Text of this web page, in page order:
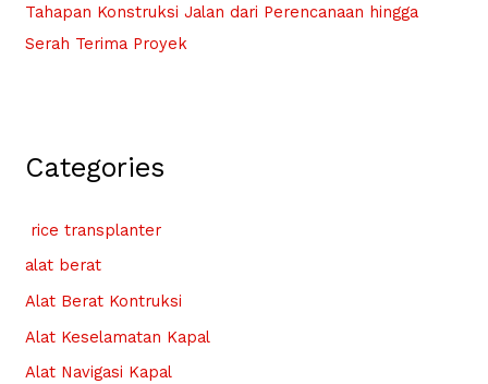
Tahapan Konstruksi Jalan dari Perencanaan hingga
Serah Terima Proyek
Categories
rice transplanter
alat berat
Alat Berat Kontruksi
Alat Keselamatan Kapal
Alat Navigasi Kapal